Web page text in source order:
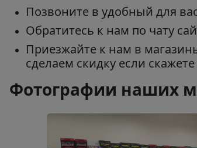
Позвоните в удобный для
Обратитесь к нам по чату
Приезжайте к нам в
сделаем скидку если
Фотографии наших